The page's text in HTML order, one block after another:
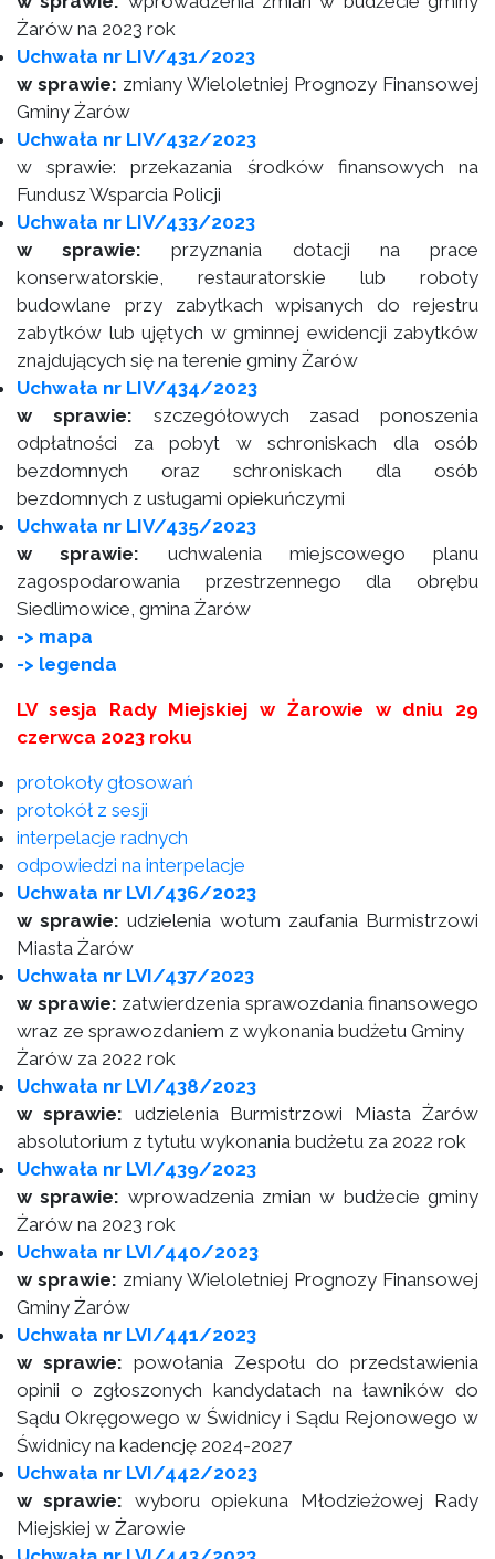
Żarów na 2023 rok
Uchwała nr LIV/431/2023
w sprawie: zmiany Wieloletniej Prognozy Finansowej
Gminy Żarów
Uchwała nr LIV/432/2023
w sprawie: przekazania środków finansowych na
Fundusz Wsparcia Policji
Uchwała nr LIV/433/2023
w sprawie: przyznania dotacji na prace
konserwatorskie, restauratorskie lub roboty
budowlane przy zabytkach wpisanych do rejestru
zabytków lub ujętych w gminnej ewidencji zabytków
znajdujących się na terenie gminy Żarów
Uchwała nr LIV/434/2023
w sprawie: szczegółowych zasad ponoszenia
odpłatności za pobyt w schroniskach dla osób
bezdomnych oraz schroniskach dla osób
bezdomnych z usługami opiekuńczymi
Uchwała nr LIV/435/2023
w sprawie: uchwalenia miejscowego planu
zagospodarowania przestrzennego dla obrębu
Siedlimowice, gmina Żarów
-> mapa
-> legenda
LV sesja Rady Miejskiej w Żarowie w dniu 29
czerwca 2023 roku
protokoły głosowań
protokół z sesji
interpelacje radnych
odpowiedzi na interpelacje
Uchwała nr LVI/436/2023
w sprawie: udzielenia wotum zaufania Burmistrzowi
Miasta Żarów
Uchwała nr LVI/437/2023
w sprawie: zatwierdzenia sprawozdania finansowego
wraz ze sprawozdaniem z wykonania budżetu Gminy
Żarów za 2022 rok
Uchwała nr LVI/438/2023
w sprawie: udzielenia Burmistrzowi Miasta Żarów
absolutorium z tytułu wykonania budżetu za 2022 rok
Uchwała nr LVI/439/2023
w sprawie: wprowadzenia zmian w budżecie gminy
Żarów na 2023 rok
Uchwała nr LVI/440/2023
w sprawie: zmiany Wieloletniej Prognozy Finansowej
Gminy Żarów
Uchwała nr LVI/441/2023
w sprawie: powołania Zespołu do przedstawienia
opinii o zgłoszonych kandydatach na ławników do
Sądu Okręgowego w Świdnicy i Sądu Rejonowego w
Świdnicy na kadencję 2024-2027
Uchwała nr LVI/442/2023
w sprawie: wyboru opiekuna Młodzieżowej Rady
Miejskiej w Żarowie